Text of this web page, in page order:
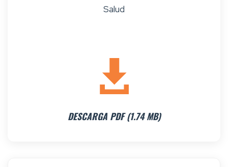
Salud
DESCARGA PDF (1.74 MB)